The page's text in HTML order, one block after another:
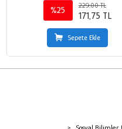
%25
229,00 TL
171,75 TL
Sepete Ekle